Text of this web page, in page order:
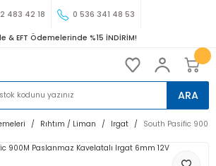
483 42 18 0 536 341 48 53
& EFT Ödemelerinde %15 İNDİRİM!
ARA
Rıhtım / Liman Irgat South Pasific